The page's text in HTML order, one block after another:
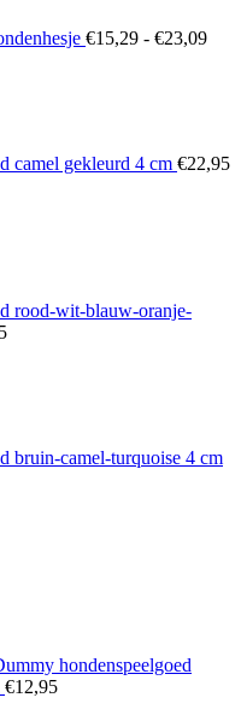
€15,29 - €23,09
camel gekleurd 4 cm €22,95
rood-wit-blauw-oranje-
Prijsklasse:
bruin-camel-turquoise 4 cm
hondenspeelgoed
€12,95